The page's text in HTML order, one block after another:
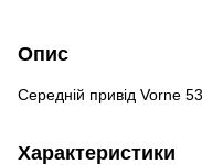
Опис
Середній привід Vorne
Характеристики